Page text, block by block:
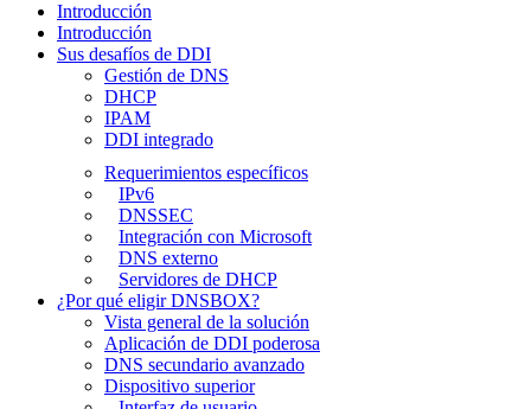
Introducción
Introducción
Sus desafíos de DDI
Gestión de DNS
DHCP
IPAM
DDI integrado
Requerimientos específicos
IPv6
DNSSEC
Integración con Microsoft
DNS externo
Servidores de DHCP
¿Por qué eligir DNSBOX?
Vista general de la solución
Aplicación de DDI poderosa
DNS secundario avanzado
Dispositivo superior